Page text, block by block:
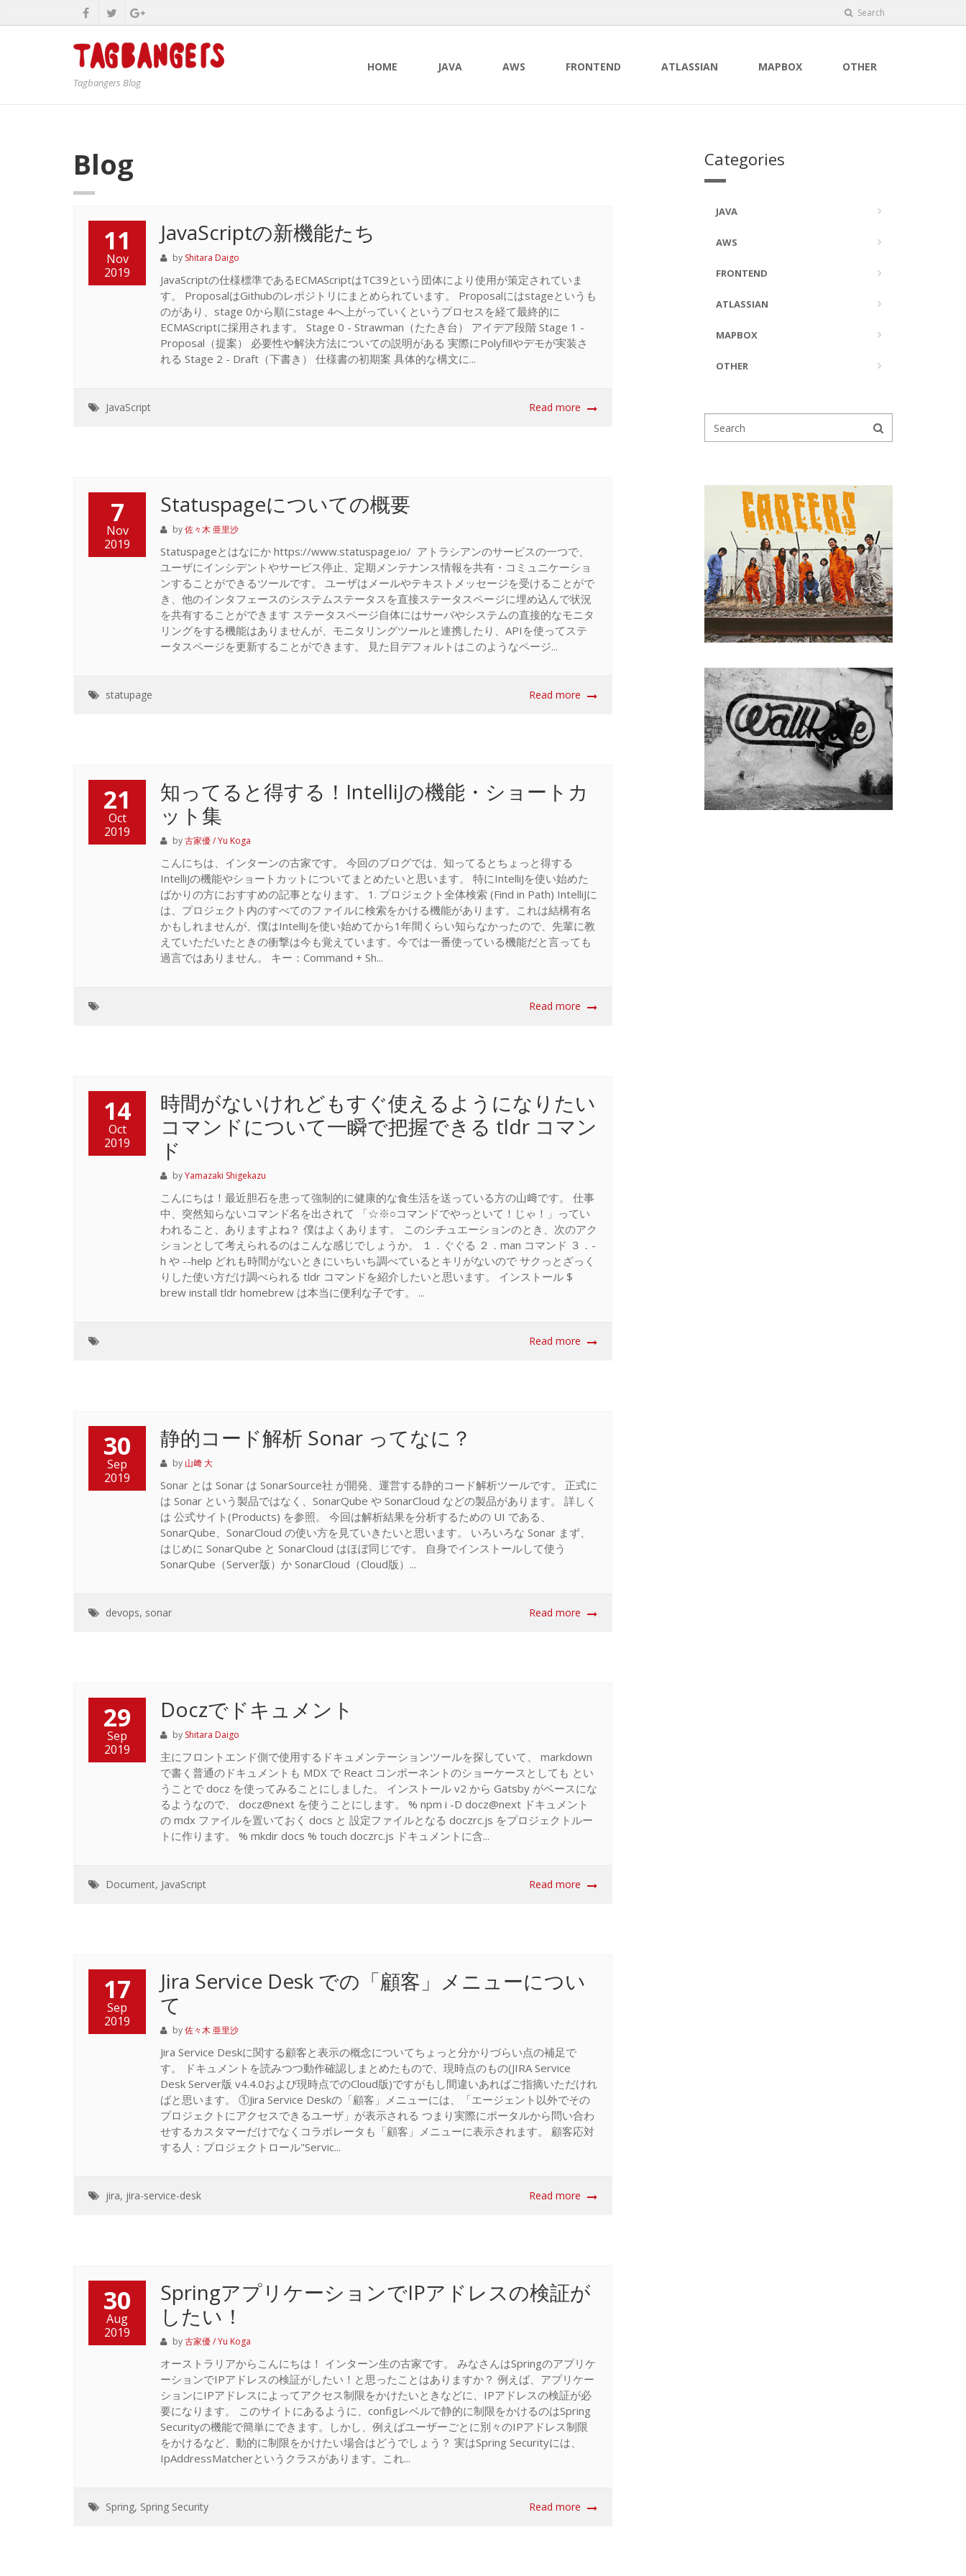
Search
Tagbangers Blog
HOME JAVA AWS FRONTEND ATLASSIAN MAPBOX OTHER
Blog
11
Nov
2019
JavaScriptの新機能たち
by Shitara Daigo
JavaScriptの仕様標準であるECMAScriptはTC39という団体により使用が策定されていま
す。 ProposalはGithubのレポジトリにまとめられています。 Proposalにはstageというも
のがあり、stage 0から順にstage 4へ上がっていくというプロセスを経て最終的に
ECMAScriptに採用されます。 Stage 0 - Strawman（たたき台） アイデア段階 Stage 1 -
Proposal（提案） 必要性や解決方法についての説明がある 実際にPolyfillやデモが実装さ
れる Stage 2 - Draft（下書き） 仕様書の初期案 具体的な構文に...
JavaScript Read more
7
Nov
2019
Statuspageについての概要
by佐々木 亜里沙
Statuspageとはなにか https://www.statuspage.io/ アトラシアンのサービスの一つで、
ユーザにインシデントやサービス停止、定期メンテナンス情報を共有・コミュニケーショ
ンすることができるツールです。 ユーザはメールやテキストメッセージを受けることがで
き、他のインタフェースのシステムステータスを直接ステータスページに埋め込んで状況
を共有することができます ステータスページ自体にはサーバやシステムの直接的なモニタ
リングをする機能はありませんが、モニタリングツールと連携したり、APIを使ってステ
ータスページを更新することができます。 見た目デフォルトはこのようなページ...
statupage Read more
21
Oct
2019
知ってると得する！IntelliJの機能・ショートカ
ット集
by古家優 / Yu Koga
こんにちは、インターンの古家です。 今回のブログでは、知ってるとちょっと得する
IntelliJの機能やショートカットについてまとめたいと思います。 特にIntelliJを使い始めた
ばかりの方におすすめの記事となります。 1. プロジェクト全体検索 (Find in Path) IntelliJに
は、プロジェクト内のすべてのファイルに検索をかける機能があります。これは結構有名
かもしれませんが、僕はIntelliJを使い始めてから1年間くらい知らなかったので、先輩に教
えていただいたときの衝撃は今も覚えています。今では一番使っている機能だと言っても
過言ではありません。 キー：Command + Sh...
Read more
14
Oct
2019
時間がないけれどもすぐ使えるようになりたい
コマンドについて一瞬で把握できる tldr コマン
ド
byYamazaki Shigekazu
こんにちは！最近胆石を患って強制的に健康的な食生活を送っている方の山﨑です。 仕事
中、突然知らないコマンド名を出されて 「☆※○コマンドでやっといて！じゃ！」ってい
われること、ありますよね？ 僕はよくあります。 このシチュエーションのとき、次のアク
ションとして考えられるのはこんな感じでしょうか。 １．ぐぐる ２．man コマンド ３．-
h や --help どれも時間がないときにいちいち調べているとキリがないので サクっとざっく
りした使い方だけ調べられる tldr コマンドを紹介したいと思います。 インストール $
brew install tldr homebrew は本当に便利な子です。 ...
Read more
30
Sep
2019
静的コード解析 Sonar ってなに？
by 山﨑 大
Sonar とは Sonar は SonarSource社 が開発、運営する静的コード解析ツールです。 正式に
は Sonar という製品ではなく、SonarQube や SonarCloud などの製品があります。 詳しく
は 公式サイト(Products) を参照。 今回は解析結果を分析するための UI である、
SonarQube、SonarCloud の使い方を見ていきたいと思います。 いろいろな Sonar まず、
はじめに SonarQube と SonarCloud はほぼ同じです。 自身でインストールして使う
SonarQube（Server版）か SonarCloud（Cloud版）...
devops, sonar Read more
29
Sep
2019
Doczでドキュメント
by Shitara Daigo
主にフロントエンド側で使用するドキュメンテーションツールを探していて、 markdown
で書く普通のドキュメントも MDX で React コンポーネントのショーケースとしても とい
うことで docz を使ってみることにしました。 インストール v2 から Gatsby がベースにな
るようなので、 docz@next を使うことにします。 % npm i -D docz@next ドキュメント
の mdx ファイルを置いておく docs と 設定ファイルとなる doczrc.js をプロジェクトルー
トに作ります。 % mkdir docs % touch doczrc.js ドキュメントに含...
Document, JavaScript Read more
17
Sep
2019
Jira Service Desk での「顧客」メニューについ
て
by佐々木 亜里沙
Jira Service Deskに関する顧客と表示の概念についてちょっと分かりづらい点の補足で
す。 ドキュメントを読みつつ動作確認しまとめたもので、現時点のもの(JIRA Service
Desk Server版 v4.4.0および現時点でのCloud版)ですがもし間違いあればご指摘いただけれ
ばと思います。 ①Jira Service Deskの「顧客」メニューには、「エージェント以外でその
プロジェクトにアクセスできるユーザ」が表示される つまり実際にポータルから問い合わ
せするカスタマーだけでなくコラボレータも「顧客」メニューに表示されます。 顧客応対
する人：プロジェクトロール"Servic...
jira, jira-service-desk Read more
30
Aug
2019
SpringアプリケーションでIPアドレスの検証が
したい！
by古家優 / Yu Koga
オーストラリアからこんにちは！ インターン生の古家です。 みなさんはSpringのアプリケ
ーションでIPアドレスの検証がしたい！と思ったことはありますか？ 例えば、アプリケー
ションにIPアドレスによってアクセス制限をかけたいときなどに、IPアドレスの検証が必
要になります。 このサイトにあるように、configレベルで静的に制限をかけるのはSpring
Securityの機能で簡単にできます。しかし、例えばユーザーごとに別々のIPアドレス制限
をかけるなど、動的に制限をかけたい場合はどうでしょう？ 実はSpring Securityには、
IpAddressMatcherというクラスがあります。これ...
Spring, Spring Security Read more
Categories
JAVA
AWS
FRONTEND
ATLASSIAN
MAPBOX
OTHER